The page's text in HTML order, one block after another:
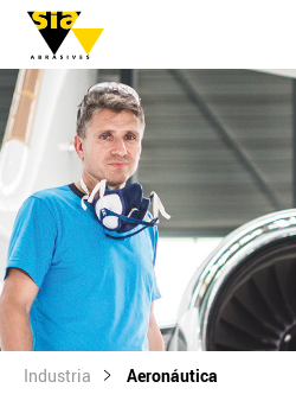
Industria Aeronáutica